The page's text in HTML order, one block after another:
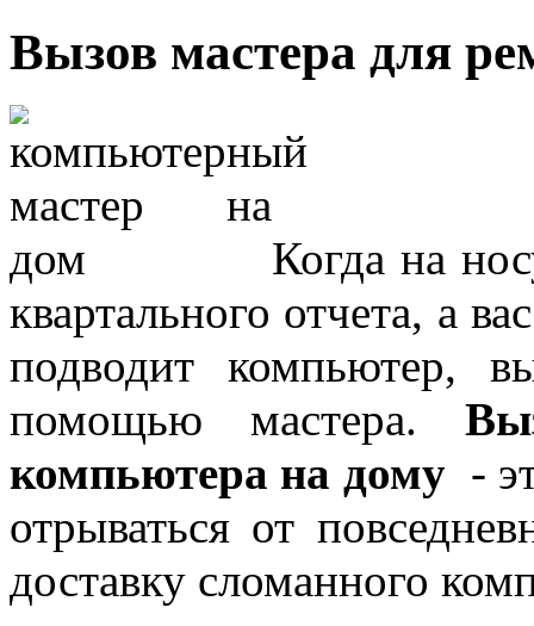
Вызов мастера для
Когда на
квартального отчета, а
подводит компьютер,
помощью мастера.
компьютера на дому-
отрываться от
доставку сломанного